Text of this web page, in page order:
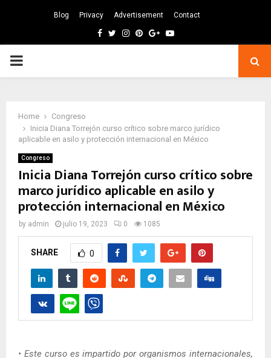
Blog Privacy Advertisement Contact
Facebook
TwitterInstagram
Pinterest
GoogleYoutube
PRIMARY
Home
Congreso
Inicia Diana Torrejón curso crítico sobre marco jurídico
aplicable en asilo y protección internacional en México
Congreso
Inicia Diana Torrejón curso crítico sobre
marco jurídico aplicable en asilo y
protección internacional en México
by admin julio 19, 2023 0 1085
SHARE 0
• Este curso es impartido por organismos internacionales,